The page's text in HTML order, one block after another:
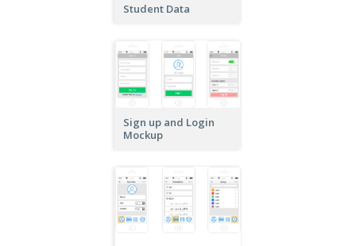
Student Data
Sign up and Login
Mockup